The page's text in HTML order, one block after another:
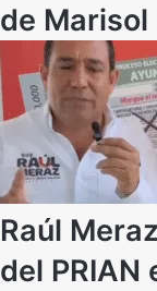
de Marisol
Raúl
del PRIAN